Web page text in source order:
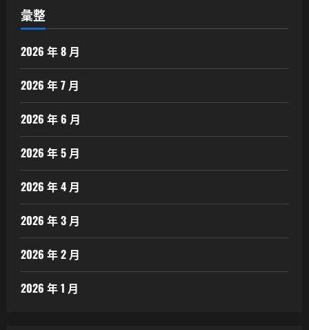
彙整
2026 年 8 月
2026 年 7 月
2026 年 6 月
2026 年 5 月
2026 年 4 月
2026 年 3 月
2026 年 2 月
2026 年 1 月